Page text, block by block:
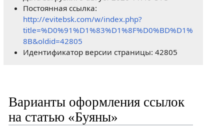
Постоянная ссылка:
http://evitebsk.com/w/index.php?
title=%D0%91%D1%83%D1%8F%D0%BD%D1%
8B&oldid=42805
Идентификатор версии страницы: 42805
Варианты оформления ссылок
на статью «Буяны»